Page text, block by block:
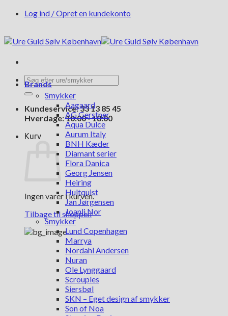
FortsætLog ind / Opret en kundekonto
Søg
efter:
Kundeservice: 33 13 85 45
Hverdage: 10:00 - 18:00
Kurv
Ingen varer i kurven.
Tilbage til shoppen
Brands
Smykker
Aagaard
AG Gerstner
Aqua Dulce
Aurum Italy
BNH Kæder
Diamant serier
Flora Danica
Georg Jensen
Heiring
Hultquist
Jan Jørgensen
Joanli Nor
Smykker
Lund Copenhagen
Marrya
Nordahl Andersen
Nuran
Ole Lynggaard
Scrouples
Siersbøl
SKN – Eget design af smykker
Son of Noa